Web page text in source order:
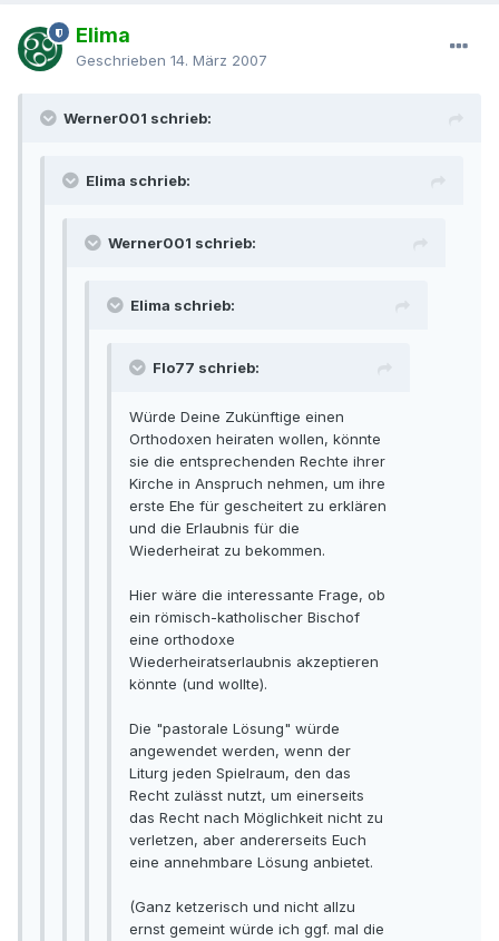
Elima
Geschrieben 14. März 2007
Werner001 schrieb:
Elima schrieb:
Werner001 schrieb:
Elima schrieb:
Flo77 schrieb:
Würde Deine Zukünftige einen
Orthodoxen heiraten wollen, könnte
sie die entsprechenden Rechte ihrer
Kirche in Anspruch nehmen, um ihre
erste Ehe für gescheitert zu erklären
und die Erlaubnis für die
Wiederheirat zu bekommen.
Hier wäre die interessante Frage, ob
ein römisch-katholischer Bischof
eine orthodoxe
Wiederheiratserlaubnis akzeptieren
könnte (und wollte).
Die "pastorale Lösung" würde
angewendet werden, wenn der
Liturg jeden Spielraum, den das
Recht zulässt nutzt, um einerseits
das Recht nach Möglichkeit nicht zu
verletzen, aber andererseits Euch
eine annehmbare Lösung anbietet.
(Ganz ketzerisch und nicht allzu
ernst gemeint würde ich ggf. mal die